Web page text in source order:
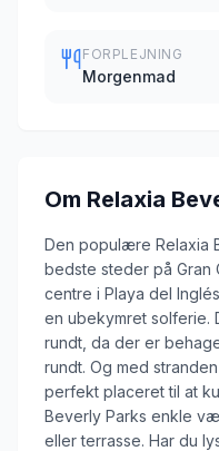
FORPLEJNING
Morgenmad
Om Relaxia
Den populære Relaxia
bedste steder på
centre i Playa del
en ubekymret solferie.
rundt, da der er
rundt. Og med
perfekt placeret til at
Beverly Parks enkle
eller terrasse. Har du